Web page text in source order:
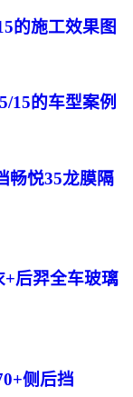
的施工效果图
15的车型案例
畅悦35龙膜隔
+后羿全车玻璃
侧后挡